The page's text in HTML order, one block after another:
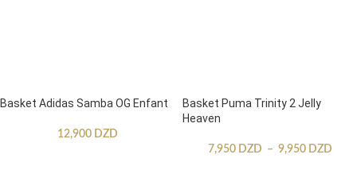
Basket Adidas Samba OG Enfant
12,900 DZD
Basket Puma Trinity 2 Jelly
Heaven
7,950 DZD – 9,950 DZD